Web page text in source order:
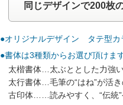
同じデザインで200枚
●オリジナルデザイン タテ型カ
●書体は3種類からお選び頂けま
太楷書体…太ぶととした力強
太行書体…毛筆の“はね”が活
古印体……読みやすく、“伝統”